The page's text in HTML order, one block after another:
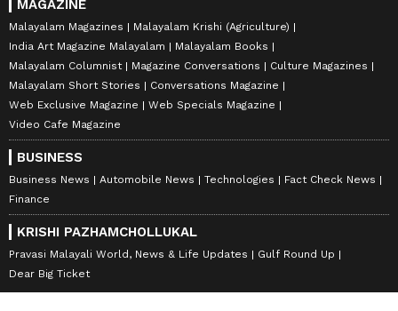
MAGAZINE
Malayalam Magazines
Malayalam Krishi (Agriculture)
India Art Magazine Malayalam
Malayalam Books
Malayalam Columnist
Magazine Conversations
Culture Magazines
Malayalam Short Stories
Conversations Magazine
Web Exclusive Magazine
Web Specials Magazine
Video Cafe Magazine
BUSINESS
Business News Automobile News Technologies
Fact Check News
Finance
KRISHI PAZHAMCHOLLUKAL
Pravasi Malayali World, News & Life Updates
Gulf Round Up
Dear Big Ticket